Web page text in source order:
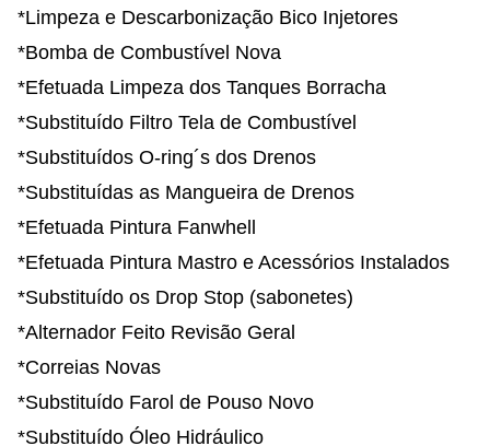
*Limpeza e Descarbonização Bico Injetores
*Bomba de Combustível Nova
*Efetuada Limpeza dos Tanques Borracha
*Substituído Filtro Tela de Combustível
*Substituídos O-ring´s dos Drenos
*Substituídas as Mangueira de Drenos
*Efetuada Pintura Fanwhell
*Efetuada Pintura Mastro e Acessórios Instalados
*Substituído os Drop Stop (sabonetes)
*Alternador Feito Revisão Geral
*Correias Novas
*Substituído Farol de Pouso Novo
*Substituído Óleo Hidráulico